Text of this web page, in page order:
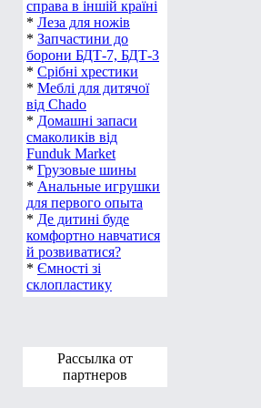
справа в іншій країні
* Леза для ножів
* Запчастини до
борони БДТ-7, БДТ-3
* Срібні хрестики
* Меблі для дитячої
від Chado
* Домашні запаси
смаколиків від
Funduk Market
* Грузовые шины
* Анальные игрушки
для первого опыта
* Де дитині буде
комфортно навчатися
й розвиватися?
* Ємності зі
склопластику
Рассылка от
партнеров